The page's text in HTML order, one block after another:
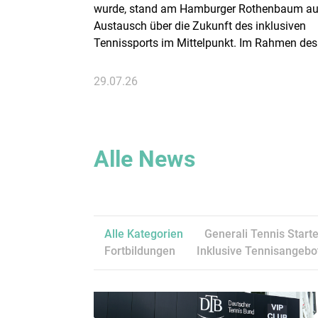
wurde, stand am Hamburger Rothenbaum
Austausch über die Zukunft des inklusiven
Tennissports im Mittelpunkt. Im Rahmen des
Deutschlands lud der Deutsche Tennis Bund
29.07.26
Alle News
Alle Kategorien Generali Tennis
Fortbildungen
Inklusive